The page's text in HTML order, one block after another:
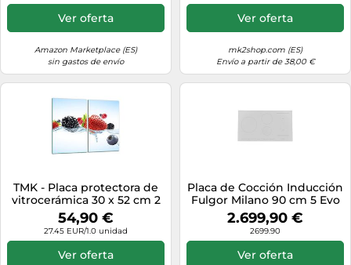
salpicaduras tabla de cortar
de vidrio templado como
Ver oferta
Amazon Marketplace (ES)
sin gastos de envío
Ver oferta
mk2shop.com (ES)
Envío a partir de 38,00 €
TMK - Placa protectora de
vitrocerámica 30 x 52 cm 2
piezas cocina eléctrica
universal para inducción
protección contra
salpicaduras tabla de cortar
54,90 €
27.45 EUR/1.0 unidad
Ver oferta
Placa de Cocción Inducción
Fulgor Milano 90 cm 5 Evo
FSH 905 ID TS WH 1 White
2.699,90 €
2699.90
Ver oferta